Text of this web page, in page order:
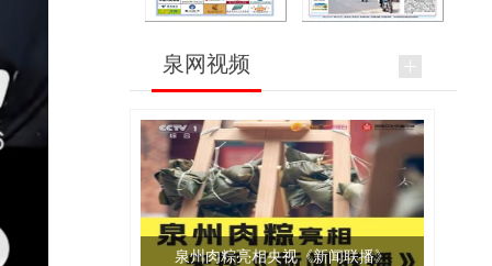
泉网视频
泉州肉粽亮相央视《新闻联播》